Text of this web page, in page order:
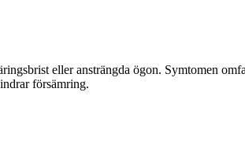
eller ansträngda ögon. Symtomen
försämring.